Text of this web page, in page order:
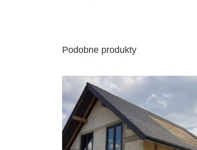
Podobne produkty